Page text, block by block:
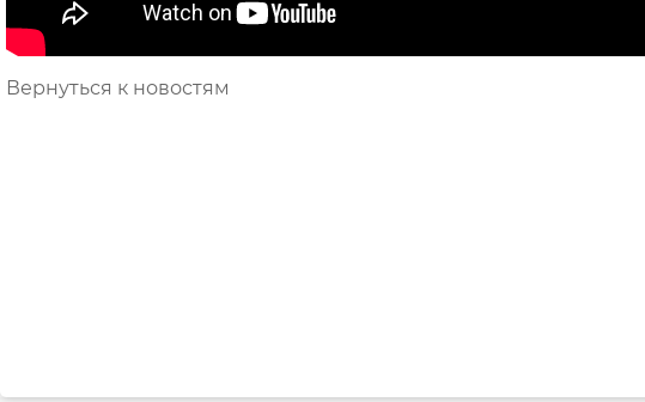
Вернуться к новостям